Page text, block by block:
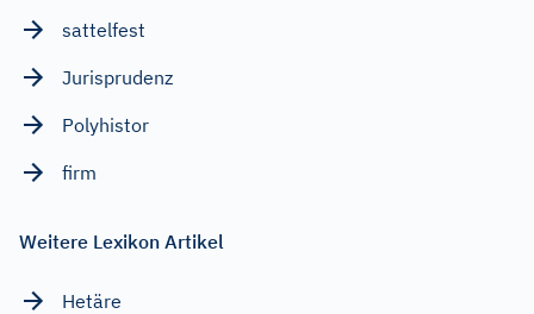
sattelfest
Jurisprudenz
Polyhistor
firm
Weitere Lexikon Artikel
Hetäre